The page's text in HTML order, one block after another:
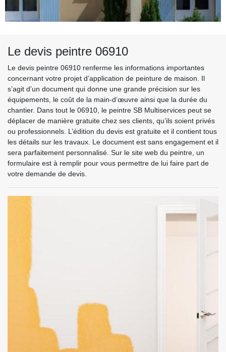
Le devis peintre 06910
Le devis peintre 06910 renferme les informations importantes
concernant votre projet d’application de peinture de maison. Il
s’agit d’un document qui donne une grande précision sur les
équipements, le coût de la main-d’œuvre ainsi que la durée du
chantier. Dans tout le 06910, le peintre SB Multiservices peut se
déplacer de manière gratuite chez ses clients, qu’ils soient privés
ou professionnels. L’édition du devis est gratuite et il contient tous
les détails sur les travaux. Le document est sans engagement et il
sera parfaitement personnalisé. Sur le site web du peintre, un
formulaire est à remplir pour vous permettre de lui faire part de
votre demande de devis.